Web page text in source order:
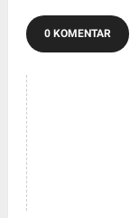
0 KOMENTAR